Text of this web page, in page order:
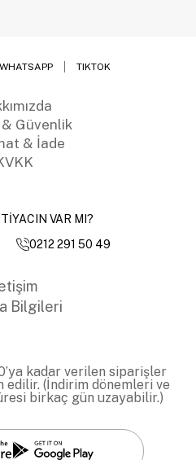
WHATSAPP TIKTOK
Güvenlik
& İade
VAR MI?
0212 291 50 49
Bilgileri
kadar verilen siparişler
edilir. (İndirim dönemleri ve
birkaç gün uzayabilir.)